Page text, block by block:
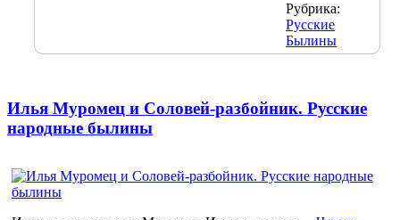
Рубрика:
Русские
Былины
Илья Муромец и Соловей-разбойник. Русские
народные былины